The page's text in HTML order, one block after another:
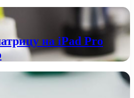
на iPad Pro